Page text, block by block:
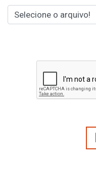
Selecione o arquivo!